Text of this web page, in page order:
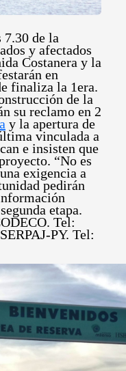
7.30 de la
y afectados
Costanera y la
en
finaliza la 1era.
de la
su reclamo en 2
y la apertura de
vinculada a
e insisten que
“No es
exigencia a
pedirán
etapa.
Tel:
PY. Tel: